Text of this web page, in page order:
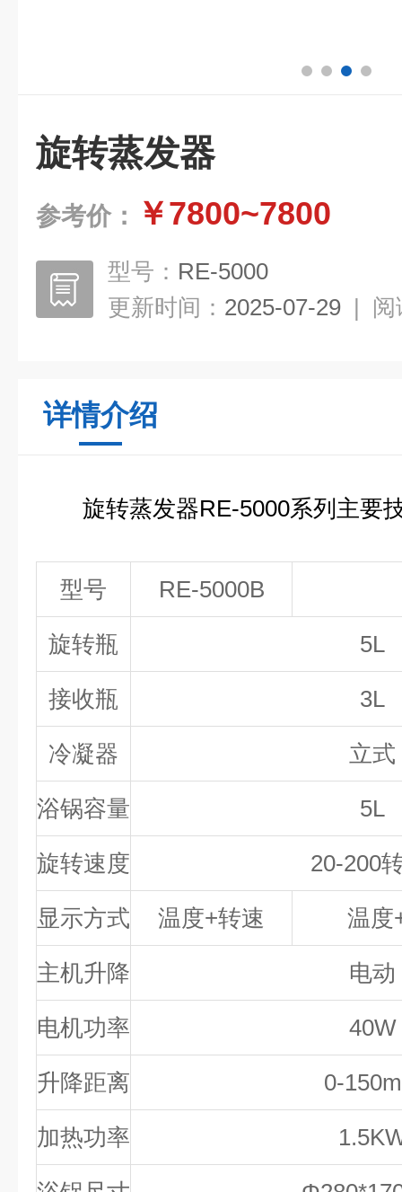
旋转蒸发器
参考价： ￥7800~7800
型号： RE-5000
更新时间： 2025-07-29 | 阅
详情介绍
旋转蒸发器RE-5000系列主要
型号 RE-5000B
旋转瓶 5L
接收瓶 3L
冷凝器 立式
浴锅容量 5L
旋转速度 20-200
显示方式 温度+转速 温度
主机升降 电动
电机功率 40W
升降距离 0-
加热功率